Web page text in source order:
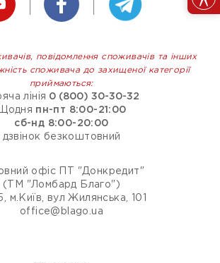
повідомлення споживачів та інших
споживача до захищеної категорії
приймаються:
лінія 0 (800) 30-30-32
Щодня пн-пт 8:00-21:00
сб-нд 8:00-20:00
дзвінок безкоштовний
офіс ПТ "Донкредит"
(ТМ "Ломбард Благо")
м.Київ, вул Жилянська, 101
office@blago.ua